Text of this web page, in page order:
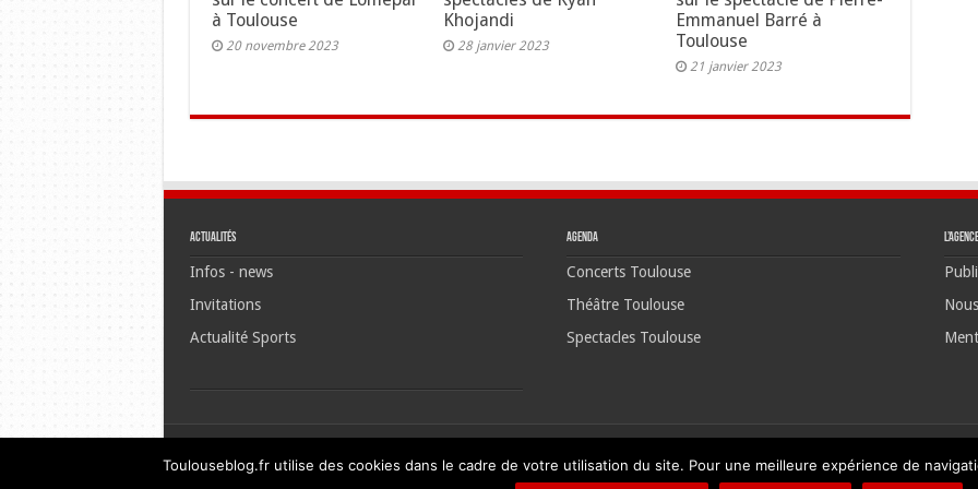
à Toulouse
20 novembre 2023
Khojandi
28 janvier 2023
Emmanuel Barré à
Toulouse
21 janvier 2023
Actualités
Infos - news
Invitations
Actualité Sports
Agenda
Concerts Toulouse
Théâtre Toulouse
Spectacles Toulouse
Toulouseblog.fr utilise des cookies dans le cadre de votre utilisation du site. Pour une meilleure expérience de